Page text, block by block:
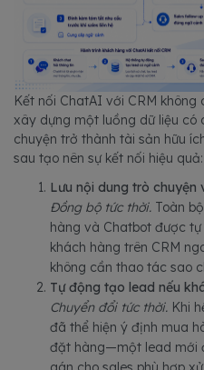
Kết nối ChatAI với CRM
xây dựng một luồng dữ liệu có
chuyện trở thành tài sản hữu
sau tạo nên sự kết nối hiệu quả:
Lưu nội dung trò chuyện
Đồng bộ tức thời. Toàn
hàng và Chatbot được
khách hàng trên CRM
không cần thao tác sao
Tự động tạo lead nếu
Chuyển đổi tức thời. Khi
đã thể hiện ý định mua
đặt hàng—một lead mới